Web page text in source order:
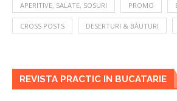
APERITIVE, SALATE, SOSURI PROMO
CROSS POSTS DESERTURI & BĂUTURI
REVISTA PRACTIC IN BUCATARIE